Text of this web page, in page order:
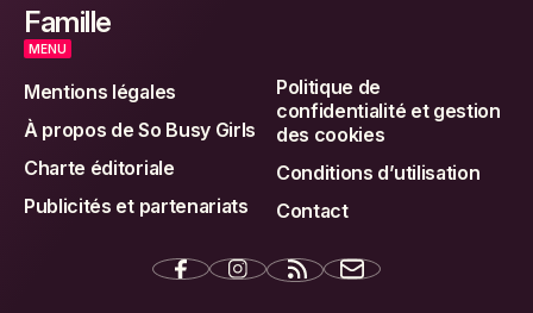
Famille
MENU
Mentions légales
À propos de So Busy Girls
Charte éditoriale
Publicités et partenariats
Politique de
confidentialité et gestion
des cookies
Conditions d’utilisation
Contact